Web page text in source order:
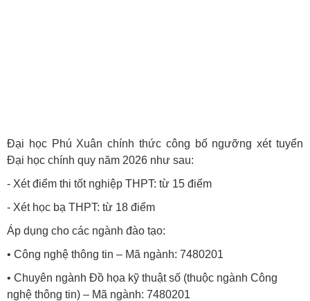
Đại học Phú Xuân chính thức công bố ngưỡng xét tuyển
Đại học chính quy năm 2026 như sau:
- Xét điểm thi tốt nghiệp THPT: từ 15 điểm
- Xét học bạ THPT: từ 18 điểm
Áp dụng cho các ngành đào tạo:
• Công nghệ thông tin – Mã ngành: 7480201
• Chuyên ngành Đồ họa kỹ thuật số (thuộc ngành Công
nghệ thông tin) – Mã ngành: 7480201